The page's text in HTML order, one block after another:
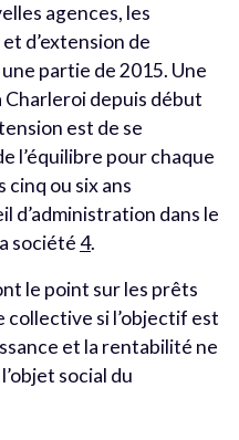
agences, les
d’extension de
partie de 2015. Une
Charleroi depuis début
est de se
l’équilibre pour chaque
ou six ans
d’administration dans le
société4.
le point sur les prêts
si l’objectif est
et la rentabilité ne
social du